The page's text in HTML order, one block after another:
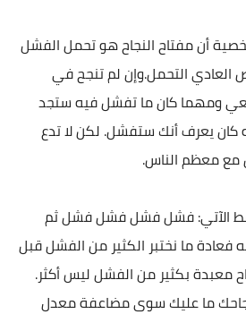
أن مفتاح النجاح هو تحمل الفشل
العادي التحمل.وإن لم تنجح في
ومهما كان ما تفشل فيه ستجد
كان يعرف أنك ستفشل. لكن لا تدع
مع معظم الناس.
الآتي: فشل فشل فشل فشل ثم
فعادة ما نختبر الكثير من الفشل قبل
معبدة بكثير من الفشل ليس أكثر.
ما عليك سوى مضاعفة معدل